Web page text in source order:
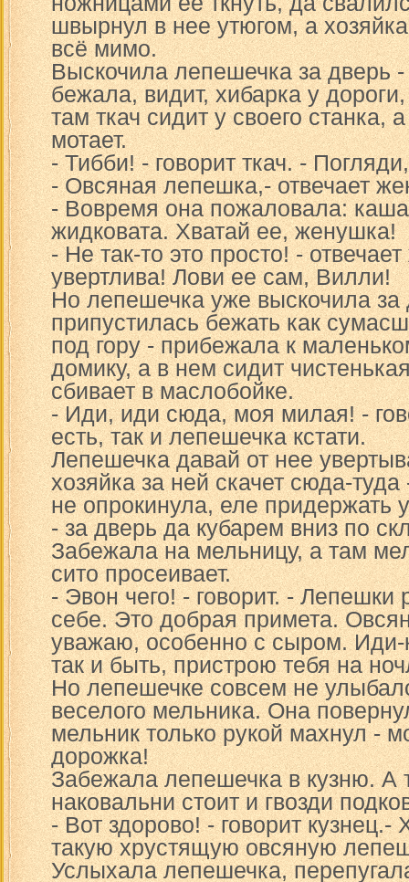
швырнул в нее утюгом, а
всё мимо.
Выскочила лепешечка за дверь
бежала, видит, хибарка у
там ткач сидит у своего станка,
мотает.
- Тибби! - говорит ткач. -
- Овсяная лепешка,- отвечает
- Вовремя она пожаловала:
жидковата. Хватай ее, женушка!
- Не так-то это просто! -
увертлива! Лови ее сам, Вилли!
Но лепешечка уже выскочила за
припустилась бежать как
под гору - прибежала к
домику, а в нем сидит
сбивает в маслобойке.
- Иди, иди сюда, моя милая! -
есть, так и лепешечка кстати.
Лепешечка давай от нее
хозяйка за ней скачет сюда-
не опрокинула, еле придержать
- за дверь да кубарем вниз по
Забежала на мельницу, а там
сито просеивает.
- Эвон чего! - говорит. - Лепешки
себе. Это добрая примета.
уважаю, особенно с сыром. Иди-
так и быть, пристрою тебя на
Но лепешечке совсем не
веселого мельника. Она
мельник только рукой махнул -
дорожка!
Забежала лепешечка в кузню. А
наковальни стоит и гвозди
- Вот здорово! - говорит
такую хрустящую овсяную
Услыхала лепешечка,